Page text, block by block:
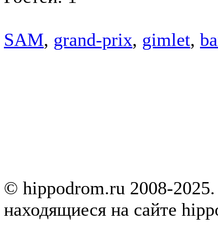
SAM, grand-prix, gimlet,
© hippodrom.ru 2008-
находящиеся на сайте